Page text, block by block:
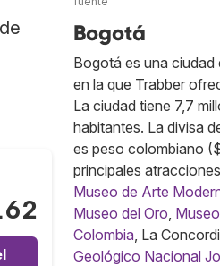
Bogotá
Bogotá es una ciudad
en la que Trabber
La ciudad tiene 7,7
habitantes. La divisa
es peso colombiano
principales
Museo de Arte
Museo del Oro,
Colombia, La
Geológico Nacional